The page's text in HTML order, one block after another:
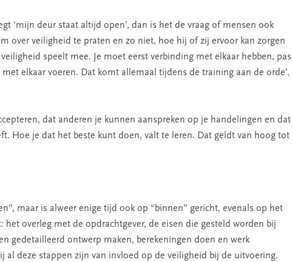
‘mijn deur staat altijd open’, dan is het de vraag of mensen ook
over veiligheid te praten en zo niet, hoe hij of zij ervoor kan zorgen
speelt mee. Je moet eerst verbinding met elkaar hebben, pas
elkaar voeren. Dat komt allemaal tijdens de training aan de orde’,
dat anderen je kunnen aanspreken op je handelingen en dat
Hoe je dat het beste kunt doen, valt te leren. Dat geldt van hoog tot
maar is alweer enige tijd ook op “binnen” gericht, evenals op het
het overleg met de opdrachtgever, de eisen die gesteld worden bij
gedetailleerd ontwerp maken, berekeningen doen en werk
al deze stappen zijn van invloed op de veiligheid bij de uitvoering.